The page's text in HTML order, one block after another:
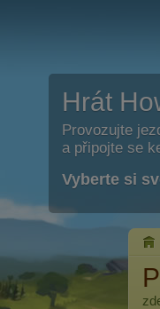
Hrát
Provozujte
a připojte se
Vyberte si